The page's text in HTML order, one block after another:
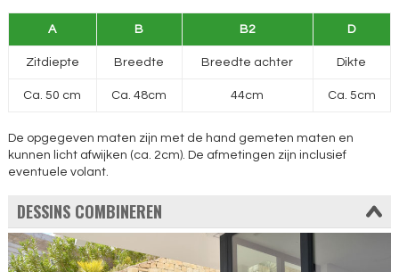
A B B2 D
Zitdiepte Breedte Breedte achter Dikte
Ca. 50 cm Ca. 48cm 44cm Ca. 5cm
De opgegeven maten zijn met de hand gemeten maten en
kunnen licht afwijken (ca. 2cm). De afmetingen zijn inclusief
eventuele volant.
DESSINS COMBINEREN